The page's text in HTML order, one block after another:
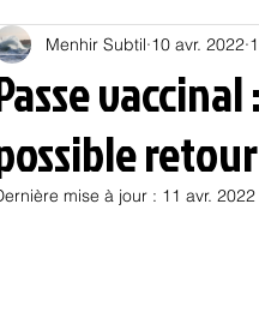
Energies
Oligarchie Politique
Menhir Subtil 10 avr. 2022
mise à jour : 11 avr. 2022